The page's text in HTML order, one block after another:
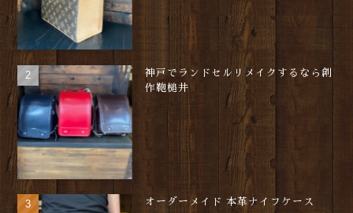
神戸でランドセルリメイクするなら創
作鞄槌井
オーダーメイド 本革ナイフケース